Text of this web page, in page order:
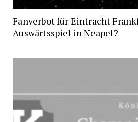
Fanverbot für Eintracht
Auswärtsspiel in Neapel?